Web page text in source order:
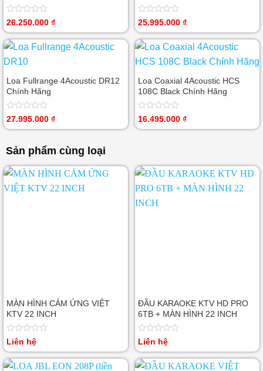
Được
hạng
0
sao
26.250.000 ₫
Được
hạng
0
sao
25.995.000 ₫
Loa Fullrange 4Acoustic DR12
Chính Hãng
Được
5
27.995.000 ₫
Loa Coaxial 4Acoustic HCS
108C Black Chính Hãng
Được
16.495.000 ₫
Sản phẩm cùng loại
MÀN HÌNH CẢM ỨNG VIỆT
KTV 22 INCH
Được
hạng
0
Liên hệ
ĐẦU KARAOKE KTV HD PRO
6TB + MÀN HÌNH 22 INCH
Được
hạng
0
Liên hệ